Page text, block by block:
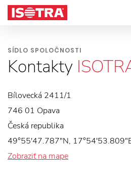
Preskočiť na obsah
SÍDLO SPOLOČNOSTI
Kontakty
Bílovecká 2411/1
746 01 Opava
Česká republika
49°55'47.787"N,
Zobraziť na mape